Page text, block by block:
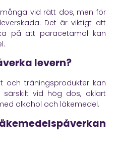
vid rätt dos, men för
Det är viktigt att
på att paracetamol kan
levern?
och träningsprodukter kan
särskilt vid hög dos, oklart
alkohol och läkemedel.